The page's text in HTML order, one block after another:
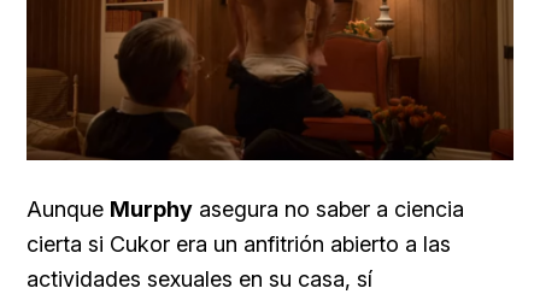
Aunque Murphy asegura no saber a ciencia
cierta si Cukor era un anfitrión abierto a las
actividades sexuales en su casa, sí